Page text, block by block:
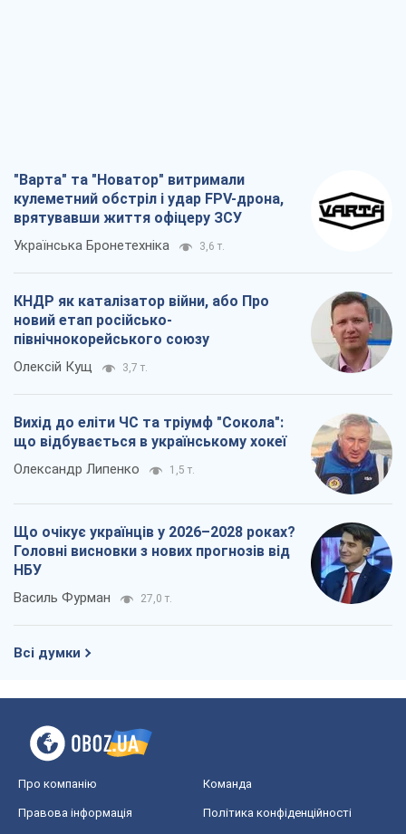
"Варта" та "Новатор" витримали
кулеметний обстріл і удар FPV-дрона,
врятувавши життя офіцеру ЗСУ
Українська Бронетехніка 3,6 т.
КНДР як каталізатор війни, або Про
новий етап російсько-
північнокорейського союзу
Олексій Кущ 3,7 т.
Вихід до еліти ЧС та тріумф "Сокола":
що відбувається в українському хокеї
Олександр Липенко 1,5 т.
Що очікує українців у 2026–2028 роках?
Головні висновки з нових прогнозів від
НБУ
Василь Фурман 27,0 т.
Всі думки
Про компанію Команда
Правова інформація Політика конфіденційності